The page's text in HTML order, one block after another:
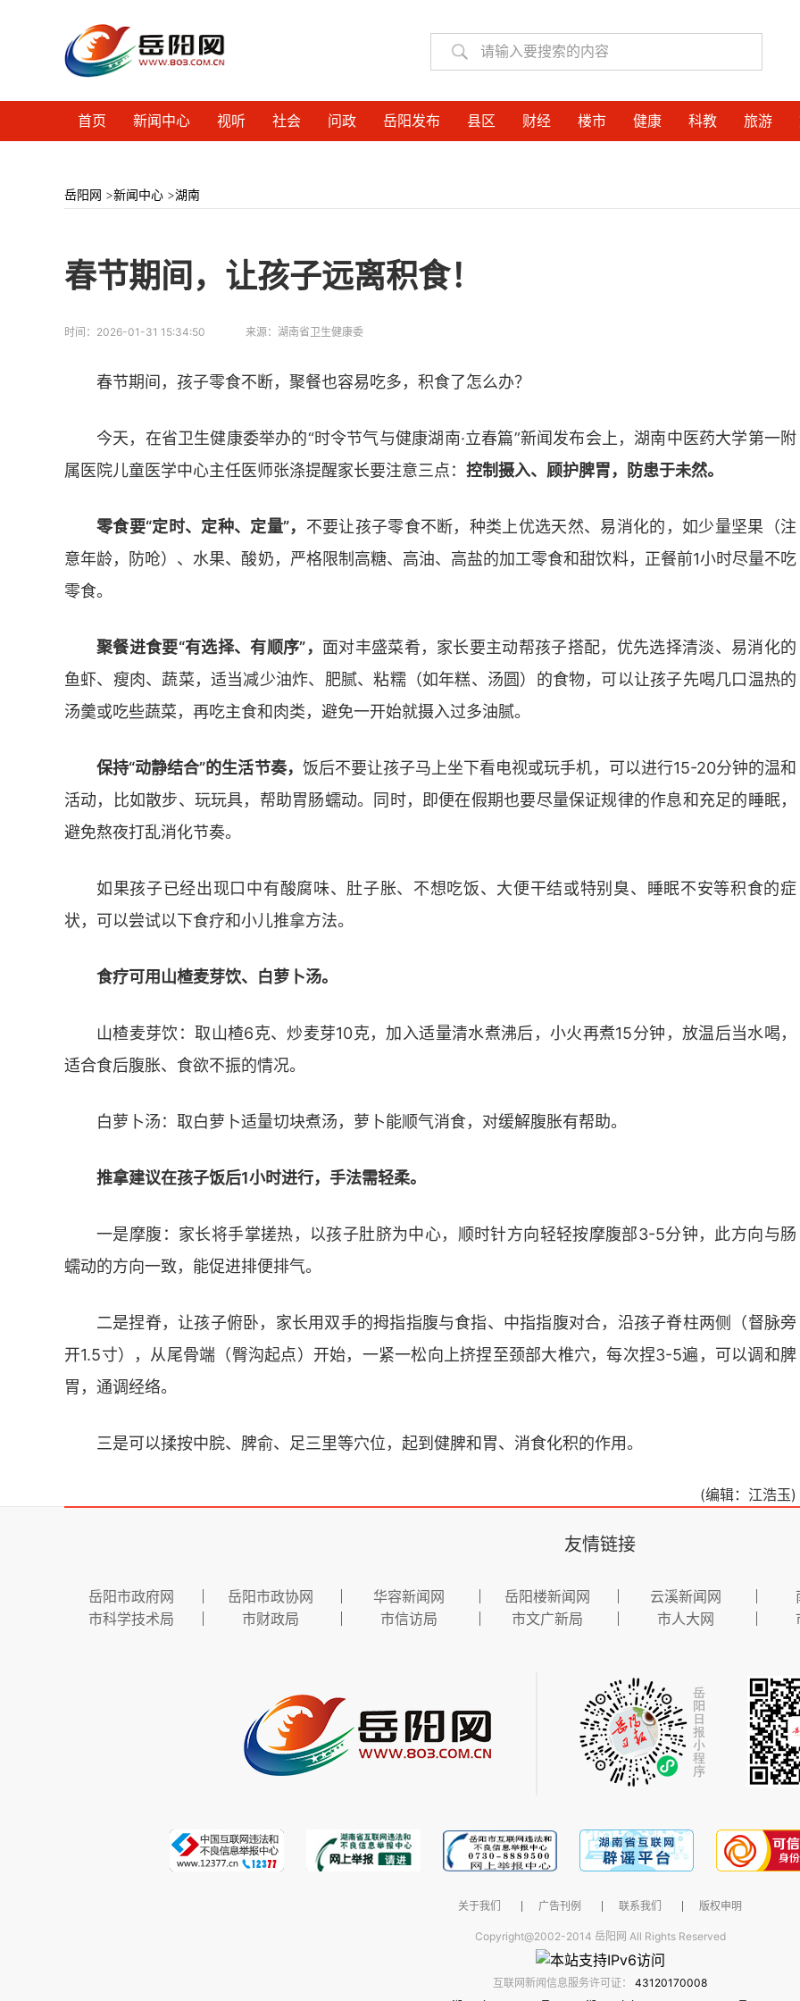
首页 新闻中心 视听 社会 问政 岳阳发布 县区 财经 楼市 健康 科教 旅游
岳阳网 >新闻中心 >湖南
春节期间，让孩子远离积食！
时间： 2026-01-31 15:34:50 来源： 湖南省卫生健康委
春节期间，孩子零食不断，聚餐也容易吃多，积食了怎么办？
今天，在省卫生健康委举办的“时令节气与健康湖南·立春篇”新闻发布会上，湖南中医药大学第一附
属医院儿童医学中心主任医师张涤提醒家长要注意三点： 控制摄入、顾护脾胃，防患于未然。
零食要“定时、定种、定量”， 不要让孩子零食不断，种类上优选天然、易消化的，如少量坚果（注
意年龄，防呛）、水果、酸奶，严格限制高糖、高油、高盐的加工零食和甜饮料，正餐前1小时尽量不吃
零食。
聚餐进食要“有选择、有顺序”， 面对丰盛菜肴，家长要主动帮孩子搭配，优先选择清淡、易消化的
鱼虾、瘦肉、蔬菜，适当减少油炸、肥腻、粘糯（如年糕、汤圆）的食物，可以让孩子先喝几口温热的
汤羹或吃些蔬菜，再吃主食和肉类，避免一开始就摄入过多油腻。
保持“动静结合”的生活节奏， 饭后不要让孩子马上坐下看电视或玩手机，可以进行15-20分钟的温和
活动，比如散步、玩玩具，帮助胃肠蠕动。同时，即便在假期也要尽量保证规律的作息和充足的睡眠，
避免熬夜打乱消化节奏。
如果孩子已经出现口中有酸腐味、肚子胀、不想吃饭、大便干结或特别臭、睡眠不安等积食的症
状，可以尝试以下食疗和小儿推拿方法。
食疗可用山楂麦芽饮、白萝卜汤。
山楂麦芽饮：取山楂6克、炒麦芽10克，加入适量清水煮沸后，小火再煮15分钟，放温后当水喝，
适合食后腹胀、食欲不振的情况。
白萝卜汤：取白萝卜适量切块煮汤，萝卜能顺气消食，对缓解腹胀有帮助。
推拿建议在孩子饭后1小时进行，手法需轻柔。
一是摩腹：家长将手掌搓热，以孩子肚脐为中心，顺时针方向轻轻按摩腹部3-5分钟，此方向与肠
蠕动的方向一致，能促进排便排气。
二是捏脊，让孩子俯卧，家长用双手的拇指指腹与食指、中指指腹对合，沿孩子脊柱两侧（督脉旁
开1.5寸），从尾骨端（臀沟起点）开始，一紧一松向上挤捏至颈部大椎穴，每次捏3-5遍，可以调和脾
胃，通调经络。
三是可以揉按中脘、脾俞、足三里等穴位，起到健脾和胃、消食化积的作用。
(编辑：江浩玉)
友情链接
岳阳市政府网 岳阳市政协网 华容新闻网 岳阳楼新闻网 云溪新闻网
市科学技术局
市财政局 市信访局 市文广新局 市人大网
关于我们 广告刊例 联系我们 版权申明
Copyright@2002-2014 岳阳网 All Rights Reserved
互联网新闻信息服务许可证： 43120170008